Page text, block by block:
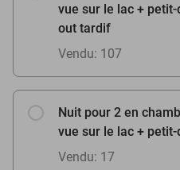
vue sur le lac +
out tardif
Vendu: 107
Nuit pour 2 en
vue sur le lac +
Vendu: 17